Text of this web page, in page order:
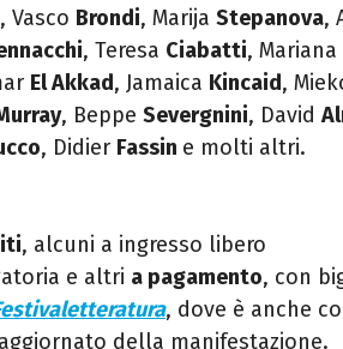
, Vasco Brondi, Marija Stepanova,
, Teresa Ciabatti, Mariana
El Akkad, Jamaica Kincaid,
, Beppe Severgnini, David
, Didier Fassin e molti altri.
, alcuni a ingresso libero
e altri a pagamento, con
, dove è anche
della manifestazione.